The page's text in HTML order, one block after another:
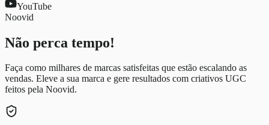
YouTube
Noovid
Não perca tempo!
Faça como milhares de marcas satisfeitas que estão escalando as
vendas. Eleve a sua marca e gere resultados com criativos UGC
feitos pela Noovid.